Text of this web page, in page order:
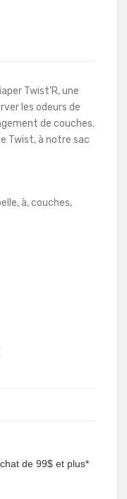
Twist'R, une
les odeurs de
de couches.
Twist, à notre sac
,à,couches,
de 99$ et plus*